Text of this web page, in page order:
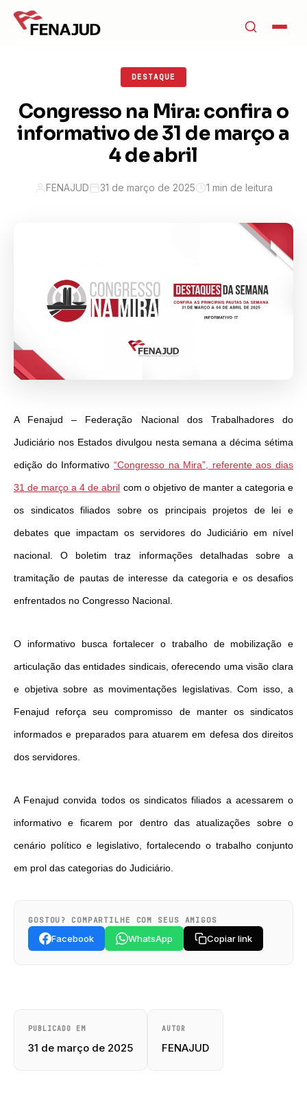
DESTAQUE
Congresso na Mira: confira o
informativo de 31 de março a
4 de abril
FENAJUD 31 de março de 2025 1 min de leitura
A Fenajud – Federação Nacional dos Trabalhadores do
Judiciário nos Estados divulgou nesta semana a décima sétima
edição do Informativo “Congresso na Mira”, referente aos dias
31 de março a 4 de abril com o objetivo de manter a categoria e
os sindicatos filiados sobre os principais projetos de lei e
debates que impactam os servidores do Judiciário em nível
nacional. O boletim traz informações detalhadas sobre a
tramitação de pautas de interesse da categoria e os desafios
enfrentados no Congresso Nacional.
O informativo busca fortalecer o trabalho de mobilização e
articulação das entidades sindicais, oferecendo uma visão clara
e objetiva sobre as movimentações legislativas. Com isso, a
Fenajud reforça seu compromisso de manter os sindicatos
informados e preparados para atuarem em defesa dos direitos
dos servidores.
A Fenajud convida todos os sindicatos filiados a acessarem o
informativo e ficarem por dentro das atualizações sobre o
cenário político e legislativo, fortalecendo o trabalho conjunto
em prol das categorias do Judiciário.
GOSTOU? COMPARTILHE COM SEUS AMIGOS
Facebook WhatsApp Copiar link
PUBLICADO EM
31 de março de 2025
AUTOR
FENAJUD